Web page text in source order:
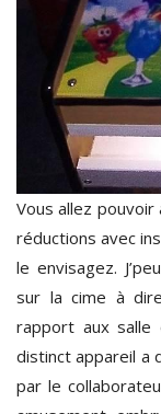
Vous allez
réductions avec
le envisagez.
sur la cime à
rapport aux salle
distinct appareil a
par le